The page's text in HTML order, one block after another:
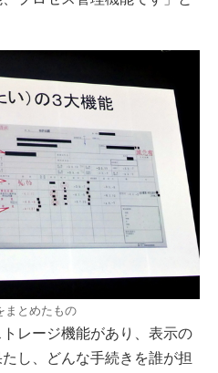
まとめたもの
レージ機能があり、表示の
し、どんな手続きを誰が担